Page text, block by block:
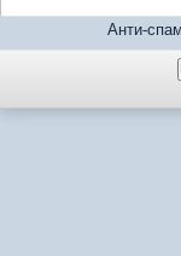
Анти-